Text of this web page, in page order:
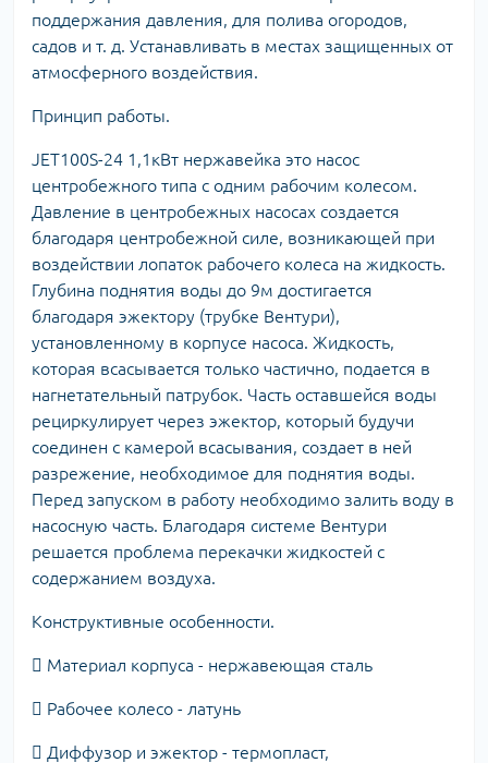
поддержания давления, для полива огородов,
садов и т. д. Устанавливать в местах защищенных от
атмосферного воздействия.
Принцип работы.
JET100S-24 1,1кВт нержавейка это насос
центробежного типа с одним рабочим колесом.
Давление в центробежных насосах создается
благодаря центробежной силе, возникающей при
воздействии лопаток рабочего колеса на жидкость.
Глубина поднятия воды до 9м достигается
благодаря эжектору (трубке Вентури),
установленному в корпусе насоса. Жидкость,
которая всасывается только частично, подается в
нагнетательный патрубок. Часть оставшейся воды
рециркулирует через эжектор, который будучи
соединен с камерой всасывания, создает в ней
разрежение, необходимое для поднятия воды.
Перед запуском в работу необходимо залить воду в
насосную часть. Благодаря системе Вентури
решается проблема перекачки жидкостей с
содержанием воздуха.
Конструктивные особенности.
 Материал корпуса - нержавеющая сталь
 Рабочее колесо - латунь
 Диффузор и эжектор - термопласт,